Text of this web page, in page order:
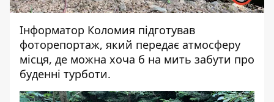
Інформатор Коломия підготував
фоторепортаж, який передає атмосферу
місця, де можна хоча б на мить забути про
буденні турботи.